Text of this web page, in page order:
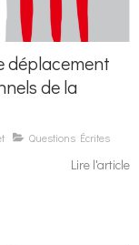
déplacement
de la
Questions Écrites
Lire l'article